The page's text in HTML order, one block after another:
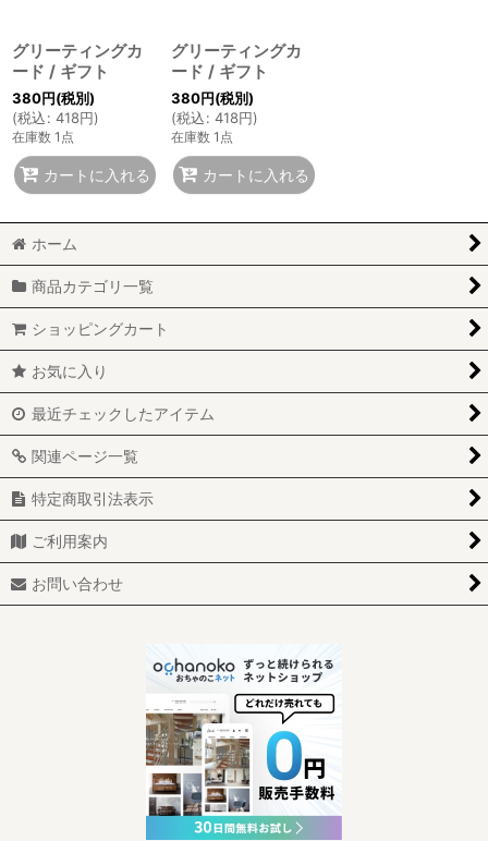
グリーティングカ
ード / ギフト
380円(税別)
(税込: 418円)
在庫数 1点
カートに入れる
グリーティングカ
ード / ギフト
380円(税別)
(税込: 418円)
在庫数 1点
カートに入れる
ホーム
商品カテゴリ一覧
ショッピングカート
お気に入り
最近チェックしたアイテム
関連ページ一覧
特定商取引法表示
ご利用案内
お問い合わせ